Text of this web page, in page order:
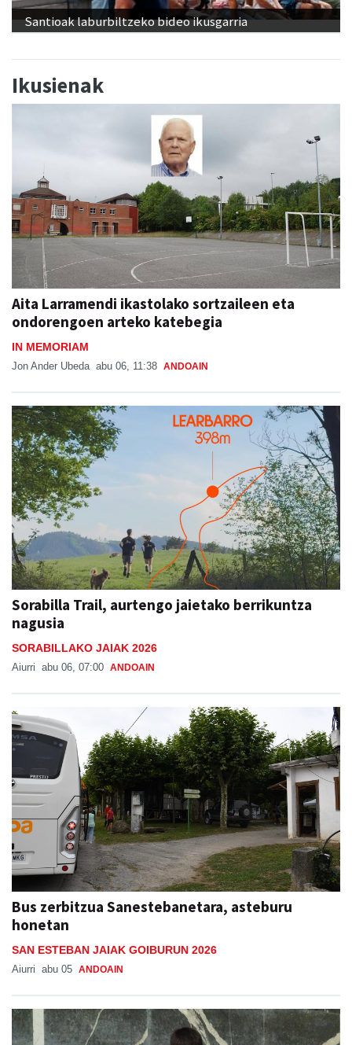
Santioak laburbiltzeko bideo ikusgarria
Ikusienak
Aita Larramendi ikastolako sortzaileen eta
ondorengoen arteko katebegia
IN MEMORIAM
Jon Ander Ubeda abu 06, 11:38 ANDOAIN
Sorabilla Trail, aurtengo jaietako berrikuntza
nagusia
SORABILLAKO JAIAK 2026
Aiurri abu 06, 07:00 ANDOAIN
Bus zerbitzua Sanestebanetara, asteburu
honetan
SAN ESTEBAN JAIAK GOIBURUN 2026
Aiurri abu 05 ANDOAIN